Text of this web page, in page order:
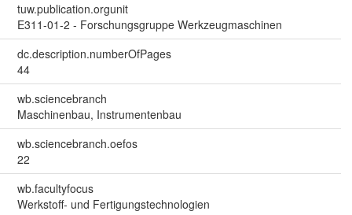
tuw.publication.orgunit
E311-01-2 - Forschungsgruppe Werkzeugmaschinen
dc.description.numberOfPages
44
wb.sciencebranch
Maschinenbau, Instrumentenbau
wb.sciencebranch.oefos
22
wb.facultyfocus
Werkstoff- und Fertigungstechnologien